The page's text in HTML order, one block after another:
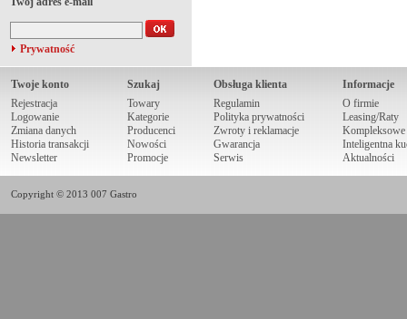
Prywatność
Twoje konto
Rejestracja
Logowanie
Zmiana danych
Historia transakcji
Newsletter
Szukaj
Towary
Kategorie
Producenci
Nowości
Promocje
Obsługa klienta
Regulamin
Polityka prywatności
Zwroty i reklamacje
Gwarancja
Serwis
Informacje
O firmie
Leasing/Raty
Kompleksowe
Inteligentna
Aktualności
Copyright © 2013 007 Gastro